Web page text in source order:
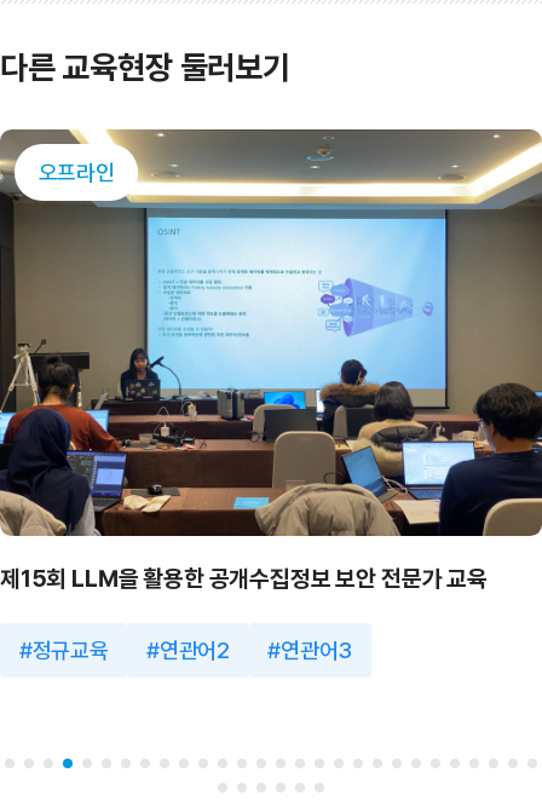
다른 교육현장 둘러보기
오프라인
제15회 LLM을 활용한 공개수집정보 보안 전문가 교육
정규교육 연관어2 연관어3